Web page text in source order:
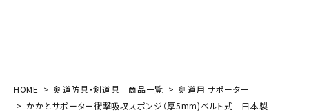
HOME 剣道防具・剣道具 商品一覧
剣道用 サポーター
かかとサポーター衝撃吸収スポンジ（厚5mm)ベルト式 日本製